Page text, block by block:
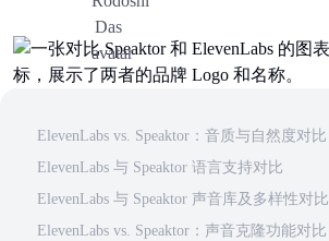
ElevenLabs vs. Speaktor：音质与自然度对比
ElevenLabs 与 Speaktor 语言支持对比
ElevenLabs 与 Speaktor 声音库及多样性对比
ElevenLabs vs. Speaktor：声音克隆功能对比